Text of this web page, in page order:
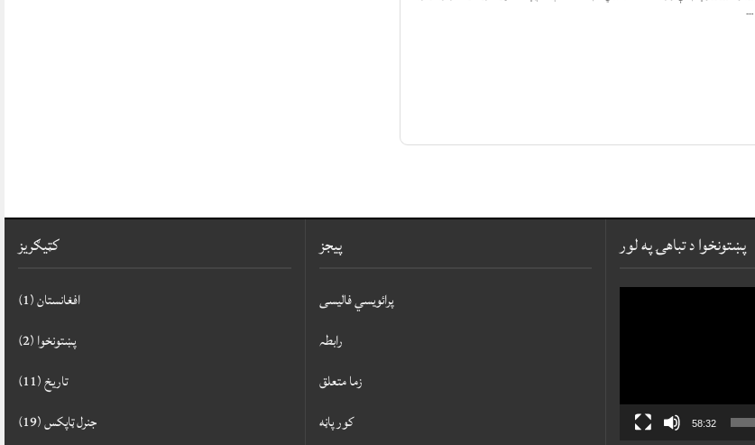
….
کټيګريز
افغانستان(1)
پښتونخوا(2)
تاريخ(11)
جنرل ټاپکس(19)
پيجز
پرائویسي فالیسی
رابطہ
زما متعلق
کور پاڼه
پښتونخوا د تباهۍ په لور
Video
58:32